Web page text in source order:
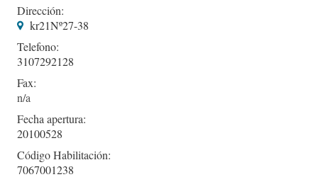
Dirección:
kr21Nº27-38
Telefono:
3107292128
Fax:
Fecha apertura:
20100528
Código Habilitación:
7067001238